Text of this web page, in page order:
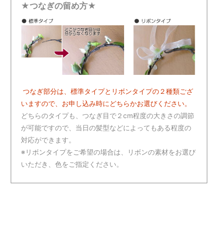
★つなぎの留め方★
つなぎ部分は、標準タイプとリボンタイプの２種類ござ
いますので、お申し込み時にどちらかお選びください。
どちらのタイプも、つなぎ目で２cm程度の大きさの調節
が可能ですので、当日の髪型などによってもある程度の
対応ができます。
※リボンタイプをご希望の場合は、リボンの素材をお選び
いただき、色をご指定ください。